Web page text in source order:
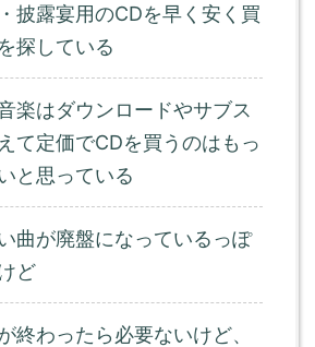
披露宴用のCDを早く安く買
探している
楽はダウンロードやサブス
て定価でCDを買うのはもっ
と思っている
曲が廃盤になっているっぽ
ど
終わったら必要ないけど、